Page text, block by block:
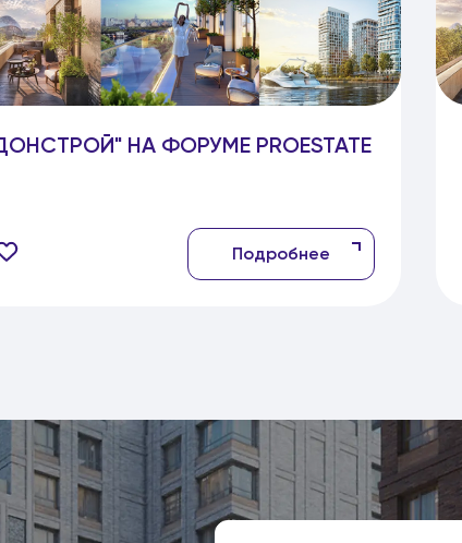
НА ФОРУМЕ PROESTATE
Подробнее